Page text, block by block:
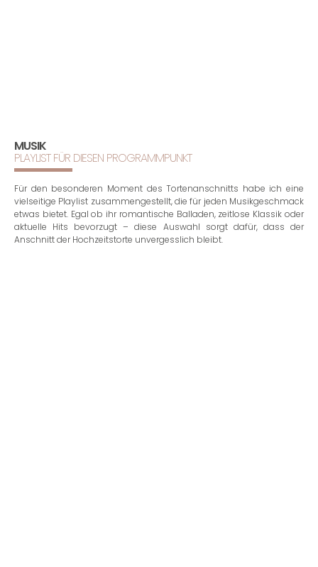
MUSIK
PLAYLIST FÜR DIESEN PROGRAMMPUNKT
Für den besonderen Moment des Tortenanschnitts habe ich eine
vielseitige Playlist zusammengestellt, die für jeden Musikgeschmack
etwas bietet. Egal ob ihr romantische Balladen, zeitlose Klassik oder
aktuelle Hits bevorzugt – diese Auswahl sorgt dafür, dass der
Anschnitt der Hochzeitstorte unvergesslich bleibt.